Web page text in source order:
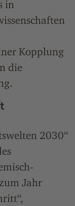
in
Kopplung
die
2030“
Jahr